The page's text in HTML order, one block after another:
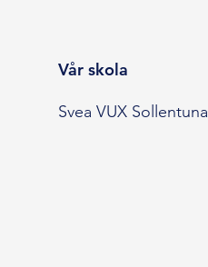
Vår skola
Svea VUX Sollentuna